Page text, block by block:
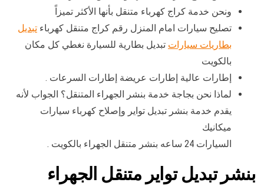
ونحن خدمة كراج كهرباء متنقل بأنها الأكثر تميزاً
تصليح سيارات امام المنزل رقم كراج متنقل كهرباء تبديل
بطاريات سيارات تبديل بطارية للسيارة نغطي كل مكان
بالكويت
إطارات عالية إطارات عريضة إطارات السرعات .
لماذا نحن بجاجة خدمة بنشر الجهراء المتنقل؟ الجواب لأنه
يقدم خدمة بنشر تبديل تواير وإصلاح كهرباء سيارات
ميكانيك
السيارات 24 ساعه بنشر متنقل الجهراء بالكويت .
بنشر تبديل تواير متنقل الجهراء